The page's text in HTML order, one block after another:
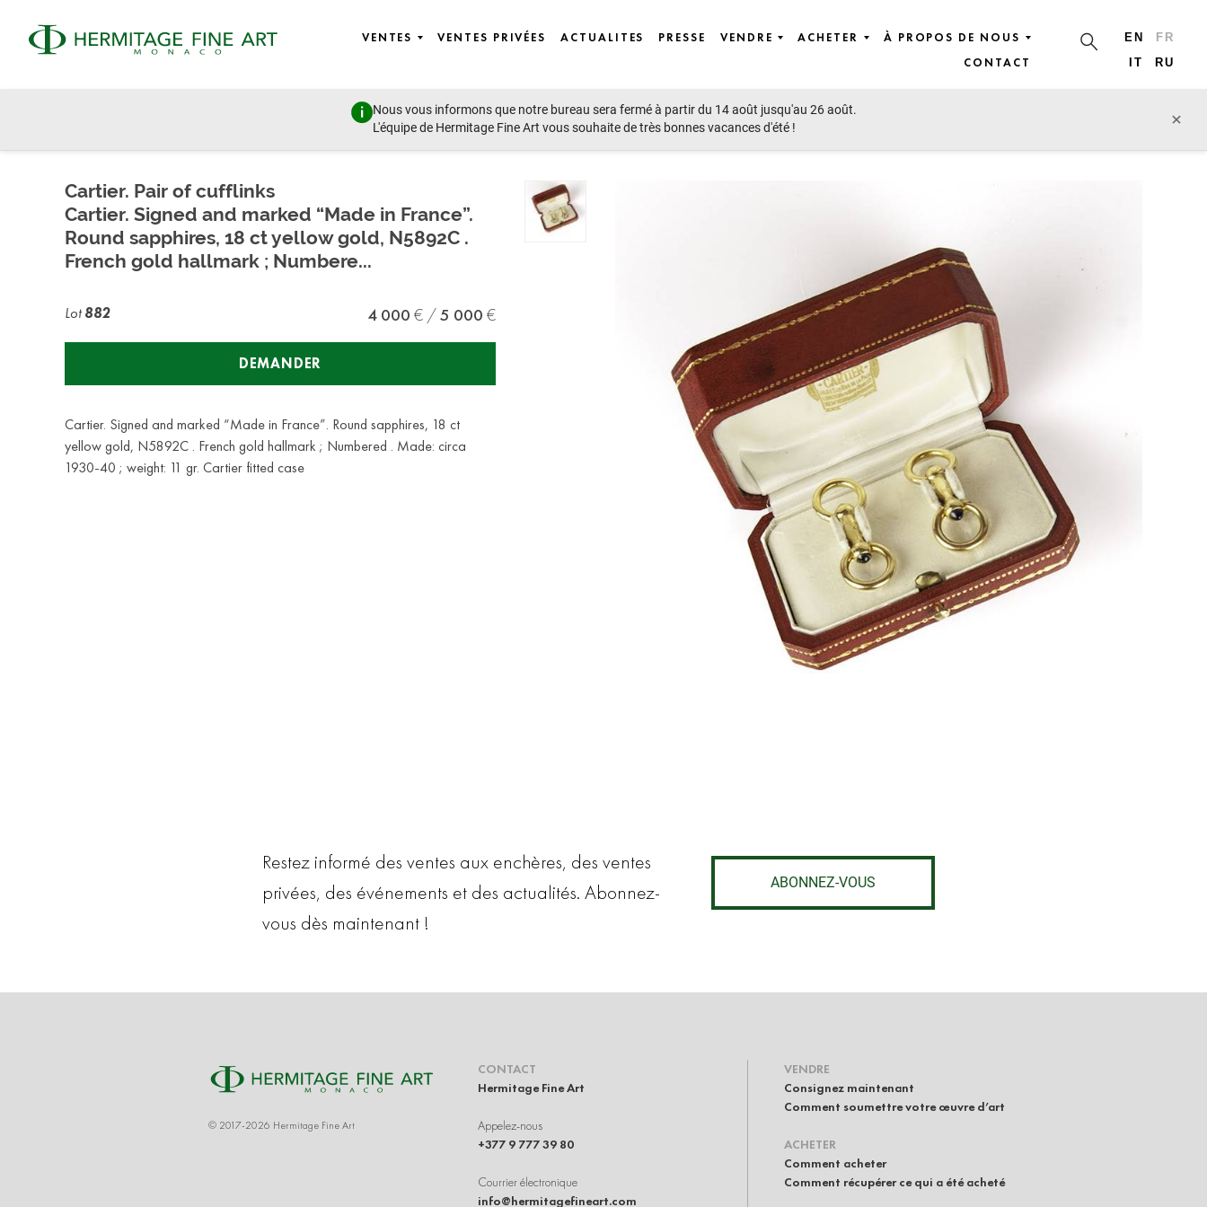
VENTES VENTES PRIVÉES ACTUALITES PRESSE VENDRE ACHETER
À PROPOS DE NOUS
CONTACT
EN
FR
IT
RU
Nous vous informons que notre bureau sera fermé à partir du 14 août jusqu'au 26 août.
L'équipe de Hermitage Fine Art vous souhaite de très bonnes vacances d'été !
×
Cartier. Pair of cufflinks
Cartier. Signed and marked “Made in France”.
Round sapphires, 18 ct yellow gold, N5892C .
French gold hallmark ; Numbere...
Lot882 4 000 5 000
DEMANDER
Cartier. Signed and marked “Made in France”. Round sapphires, 18 ct
yellow gold, N5892C . French gold hallmark ; Numbered . Made: circa
1930-40 ; weight: 11 gr. Cartier fitted case
Restez informé des ventes aux enchères, des ventes
privées, des événements et des actualités. Abonnez-
vous dès maintenant !
ABONNEZ-VOUS
© 2017-2026 Hermitage Fine Art
CONTACT
Hermitage Fine Art
Appelez-nous
+377 9 777 39 80
Courrier électronique
info@hermitagefineart.com
VENDRE
Consignez maintenant
Comment soumettre votre œuvre d’art
ACHETER
Comment acheter
Comment récupérer ce qui a été acheté